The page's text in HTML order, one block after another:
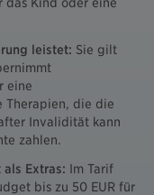
leistet: Sie gilt
eine
Therapien, die die
Invalidität kann
zahlen.
Extras: Im Tarif
bis zu 50 EUR für